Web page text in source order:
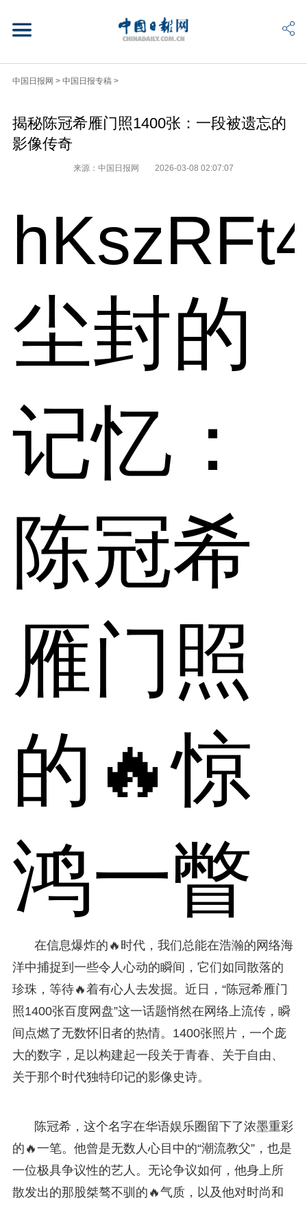
中国日报网 > 中国日报专稿 >
揭秘陈冠希雁门照1400张：一段被遗忘的
影像传奇
来源：中国日报网 2026-03-08 02:07:07
尘封的
记忆：
陈冠希
雁门照
的🔥惊
鸿一瞥
在信息爆炸的🔥时代，我们总能在浩瀚的网络海
洋中捕捉到一些令人心动的瞬间，它们如同散落的
珍珠，等待🔥着有心人去发掘。近日，“陈冠希雁门
照1400张百度网盘”这一话题悄然在网络上流传，瞬
间点燃了无数怀旧者的热情。1400张照片，一个庞
大的数字，足以构建起一段关于青春、关于自由、
关于那个时代独特印记的影像史诗。
陈冠希，这个名字在华语娱乐圈留下了浓墨重彩
的🔥一笔。他曾是无数人心目中的“潮流教父”，也是
一位极具争议性的艺人。无论争议如何，他身上所
散发出的那股桀骜不驯的🔥气质，以及他对时尚和